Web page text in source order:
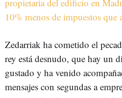
propietaria del edificio en
10% menos de impuestos que
Zedarriak ha cometido el
rey está desnudo, que hay un
gustado y ha venido
mensajes con segundas a